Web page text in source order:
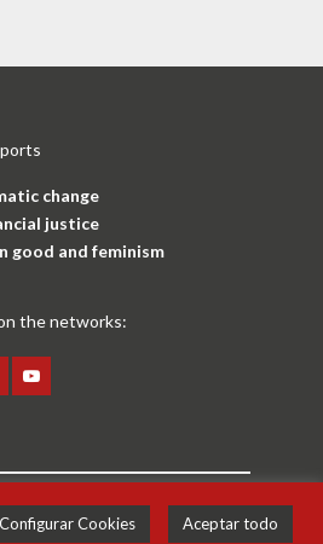
change
justice
good and feminism
the networks:
Legal notice and privacy policy
Configurar Cookies Aceptar todo